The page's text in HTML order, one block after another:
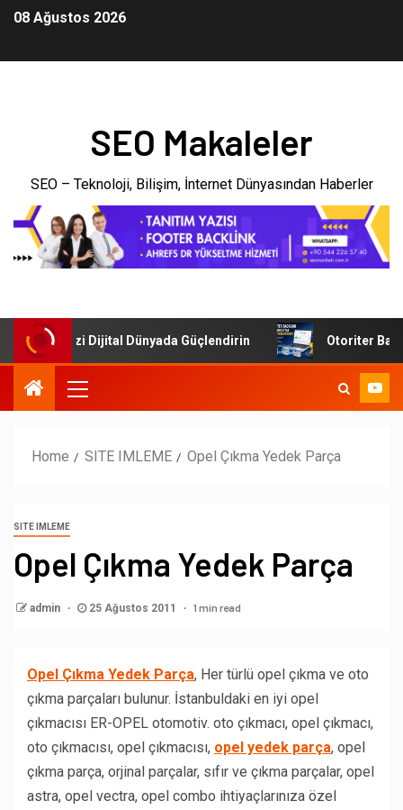
08 Ağustos 2026
SEO Makaleler
SEO – Teknoloji, Bilişim, İnternet Dünyasından Haberler
Dijital Dünyada Güçlendirin Otoriter
Home SITE IMLEME Opel Çıkma Yedek Parça
SITE IMLEME
Opel Çıkma Yedek Parça
admin 25 Ağustos 2011 1 min read
Opel Çıkma Yedek Parça, Her türlü opel çıkma ve oto
çıkma parçaları bulunur. İstanbuldaki en iyi opel
çıkmacısı ER-OPEL otomotiv. oto çıkmacı, opel çıkmacı,
oto çıkmacısı, opel çıkmacısı, opel yedek parça, opel
çıkma parça, orjinal parçalar, sıfır ve çıkma parçalar, opel
astra, opel vectra, opel combo ihtiyaçlarınıza özel